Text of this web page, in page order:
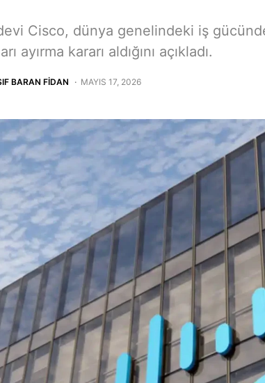
Cisco, dünya genelindeki iş
ayırma kararı aldığını açıkladı.
BARAN FIDAN MAYIS 17, 2026